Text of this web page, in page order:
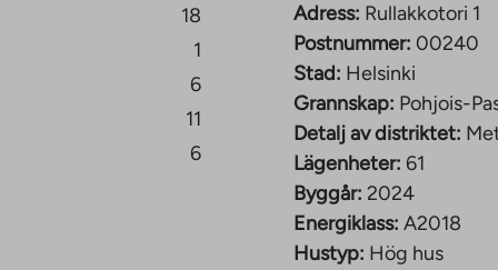
18
1
6
11
6
Adress: Rullakkotori 1
Postnummer: 00240
Stad: Helsinki
Grannskap: Pohjois-
Detalj av distriktet:
Lägenheter: 61
Byggår: 2024
Energiklass: A2018
Hustyp: Hög hus